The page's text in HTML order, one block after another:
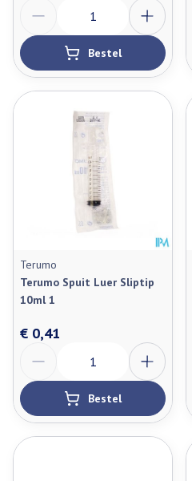
Bestel
Terumo
Terumo Spuit Luer Sliptip
10ml 1
€ 0,41
Bestel